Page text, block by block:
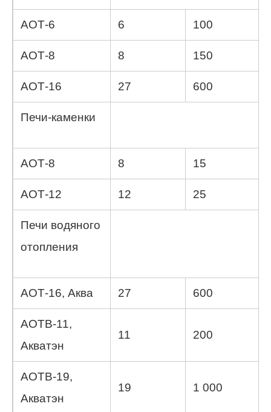
АОТ-6 6 100
АОТ-8 8 150
АОТ-16 27 600
Печи-каменки
АОТ-8 8 15
АОТ-12 12 25
Печи водяного
отопления
АОТ-16, Аква 27 600
АОТВ-11,
Акватэн
11 200
АОТВ-19,
Акватэн
19 1 000